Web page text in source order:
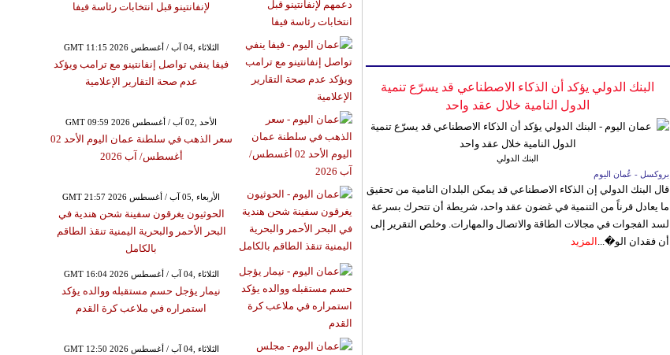
البنك الدولي يؤكد أن الذكاء الاصطناعي قد يسرّع تنمية
الدول النامية خلال عقد واحد
البنك الدولي
بروكسل - عُمان اليوم
قال البنك الدولي إن الذكاء الاصطناعي قد يمكن البلدان النامية من تحقيق
ما يعادل قرناً من التنمية في غضون عقد واحد، شريطة أن تتحرك بسرعة
لسد الفجوات في مجالات الطاقة والاتصال والمهارات. وخلص التقرير إلى
أن فقدان الو�... المزيد
لإنفانتينو قبل انتخابات رئاسة فيفا
GMT 11:15 2026 الثلاثاء ,04 آب / أغسطس
فيفا ينفي تواصل إنفانتينو مع ترامب ويؤكد
عدم صحة التقارير الإعلامية
GMT 09:59 2026 الأحد ,02 آب / أغسطس
سعر الذهب في سلطنة عمان اليوم الأحد 02
أغسطس/ آب 2026
GMT 21:57 2026 الأربعاء ,05 آب / أغسطس
الحوثيون يغرقون سفينة شحن هندية في
البحر الأحمر والبحرية اليمنية تنقذ الطاقم
بالكامل
GMT 16:04 2026 الثلاثاء ,04 آب / أغسطس
نيمار يؤجل حسم مستقبله ووالده يؤكد
استمراره في ملاعب كرة القدم
GMT 12:50 2026 الثلاثاء ,04 آب / أغسطس